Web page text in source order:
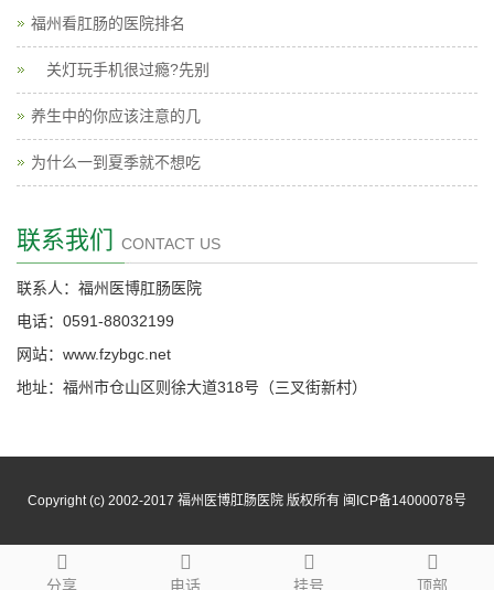
福州看肛肠的医院排名
关灯玩手机很过瘾?先别
养生中的你应该注意的几
为什么一到夏季就不想吃
联系我们 CONTACT US
联系人：福州医博肛肠医院
电话：0591-88032199
网站：www.fzybgc.net
地址：福州市仓山区则徐大道318号（三叉街新村）
分享 电话 挂号 顶部
Copyright (c) 2002-2017 福州医博肛肠医院 版权所有 闽ICP备14000078号